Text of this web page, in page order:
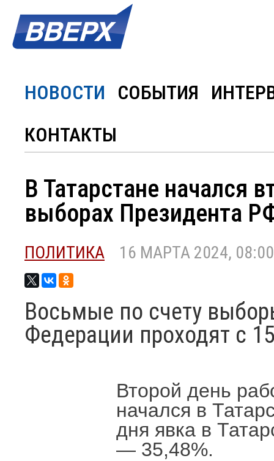
НОВОСТИ СОБЫТИЯ
КОНТАКТЫ
В Татарстане начался
выборах Президента
ПОЛИТИКА 16 МАРТА 2024, 08:00
Восьмые по счету
Федерации проходят с
Второй день
начался в
дня явка в
— 35,48%.